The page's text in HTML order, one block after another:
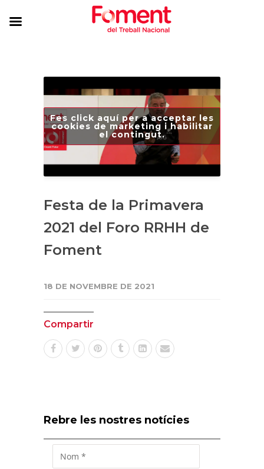
Fes click aquí per a acceptar les
cookies de marketing i habilitar
el contingut.
Festa de la Primavera
2021 del Foro RRHH de
Foment
18 DE NOVEMBRE DE 2021
Compartir
Rebre les nostres notícies